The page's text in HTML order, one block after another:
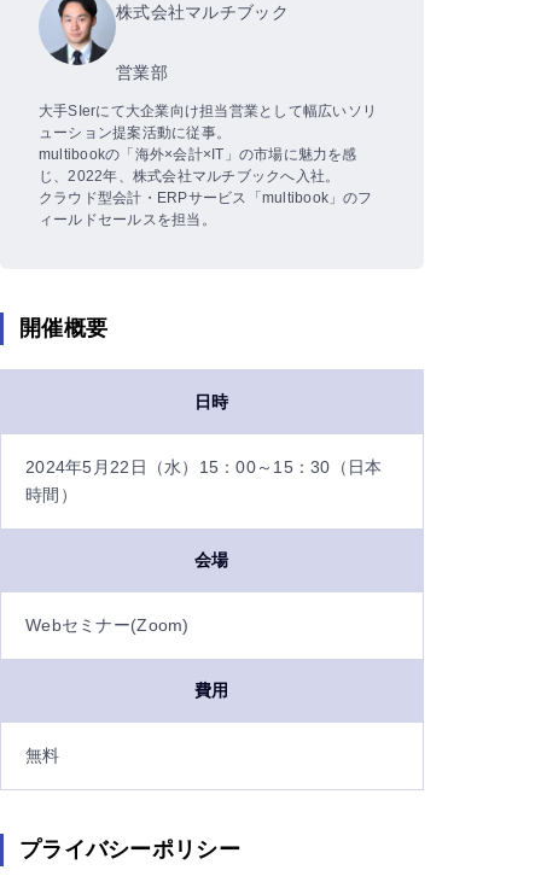
株式会社マルチブック
営業部
大手SIerにて大企業向け担当営業として幅広いソリ
ューション提案活動に従事。
multibookの「海外×会計×IT」の市場に魅力を感
じ、2022年、株式会社マルチブックへ入社。
クラウド型会計・ERPサービス「multibook」のフ
ィールドセールスを担当。
開催概要
日時
2024年5月22日（水）15：00～15：30（日本
時間）
会場
Webセミナー(Zoom)
費用
無料
プライバシーポリシー